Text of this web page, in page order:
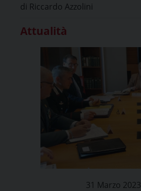
di Riccardo Azzolini
Attualità
31 Marzo 2023